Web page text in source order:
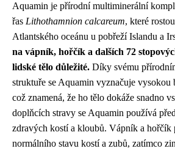
Aquamin je přírodní multiminerální
řas Lithothamnion calcareum, které
Atlantského oceánu u pobřeží Islandu a
na vápník, hořčík a dalších 72
lidské tělo důležité. Díky svému
struktuře se Aquamin vyznačuje vysokou
což znamená, že ho tělo dokáže snadno
doplňcích stravy se Aquamin používá
zdravých kostí a kloubů. Vápník a hořčík
normálního stavu kostí a zubů, zatímco